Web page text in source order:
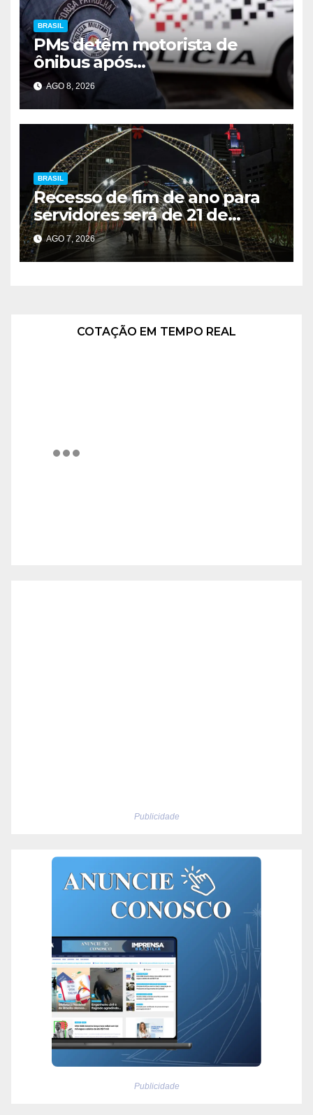
BRASIL
PMs detêm motorista de
ônibus após
desentendimento em SP
AGO 8, 2026
BRASIL
Recesso de fim de ano para
servidores será de 21 de
dezembro a 1º de janeiro
AGO 7, 2026
COTAÇÃO EM TEMPO REAL
Publicidade
Publicidade